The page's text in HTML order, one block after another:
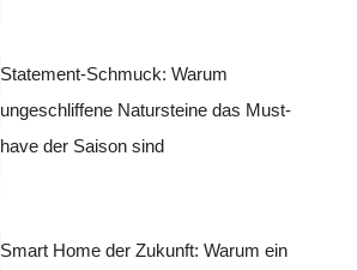
Statement-Schmuck: Warum
ungeschliffene Natursteine das Must-
have der Saison sind
Smart Home der Zukunft: Warum ein